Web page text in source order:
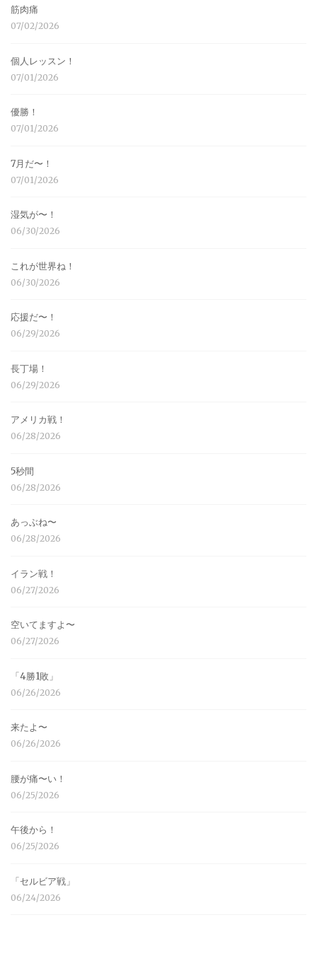
筋肉痛
07/02/2026
個人レッスン！
07/01/2026
優勝！
07/01/2026
7月だ〜！
07/01/2026
湿気が〜！
06/30/2026
これが世界ね！
06/30/2026
応援だ〜！
06/29/2026
長丁場！
06/29/2026
アメリカ戦！
06/28/2026
5秒間
06/28/2026
あっぶね〜
06/28/2026
イラン戦！
06/27/2026
空いてますよ〜
06/27/2026
「4勝1敗」
06/26/2026
来たよ〜
06/26/2026
腰が痛〜い！
06/25/2026
午後から！
06/25/2026
「セルビア戦」
06/24/2026